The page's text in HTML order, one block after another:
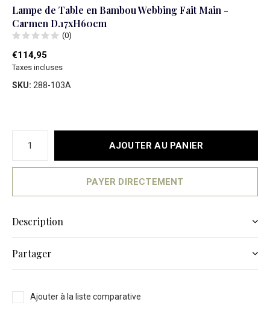
Lampe de Table en Bambou Webbing Fait Main -
Carmen D.17xH60cm
(0)
€114,95
Taxes incluses
SKU: 288-103A
AJOUTER AU PANIER
PAYER DIRECTEMENT
Description
Partager
Ajouter à la liste comparative